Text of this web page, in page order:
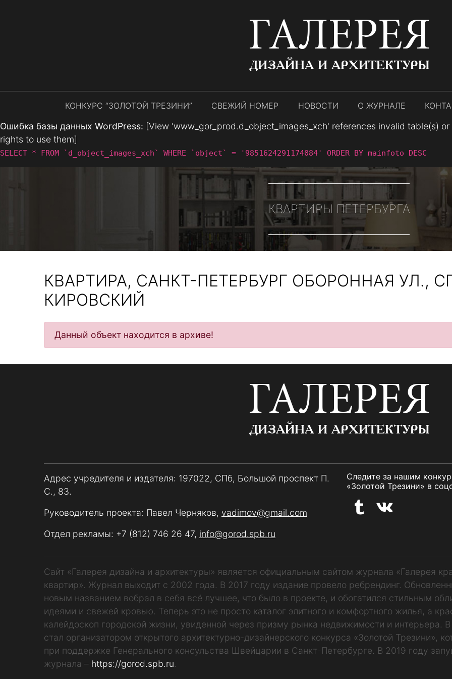
ГАЛЕРЕЯ
ДИЗАЙНА И АРХИТЕКТУРЫ
КОНКУРС “ЗОЛОТОЙ ТРЕЗИНИ” СВЕЖИЙ НОМЕР НОВОСТИ О ЖУРНАЛЕ
Ошибка базы данных WordPress: [View 'www_gor_prod.d_object_images_xch' references invalid table(s)
rights to use them]
SELECT * FROM `d_object_images_xch` WHERE `object` = '9851624291174084' ORDER BY mainfoto DESC
КВАРТИРЫ ПЕТЕРБУРГА
КВАРТИРА, САНКТ-ПЕТЕРБУРГ ОБОРОННАЯ УЛ.,
КИРОВСКИЙ
Данный объект находится в архиве!
ГАЛЕРЕЯ
ДИЗАЙНА И АРХИТЕКТУРЫ
Адрес учредителя и издателя: 197022, СПб, Большой проспект П.
С., 83.
Руководитель проекта: Павел Черняков, vadimov@gmail.com
Отдел рекламы: +7 (812) 746 26 47, info@gorod.spb.ru
Следите за нашим
«Золотой Трезини» в
Сайт «Галерея дизайна и архитектуры» является официальным сайтом журнала «Галерея
квартир». Журнал выходит с 2002 года. В 2017 году издание провело ребрендинг.
новым названием вобрал в себя всё лучшее, что было в проекте, и обогатился стильным
идеями и свежей кровью. Теперь это не просто каталог элитного и комфортного жилья, а
калейдоскоп городской жизни, увиденной через призму рынка недвижимости и интерьера.
стал организатором открытого архитектурно-дизайнерского конкурса «Золотой Трезини»,
при поддержке Генерального консульства Швейцарии в Санкт-Петербурге. В 2019 году
журнала – https://gorod.spb.ru.